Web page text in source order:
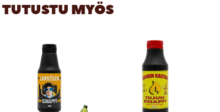
TUTUSTU MYÖS